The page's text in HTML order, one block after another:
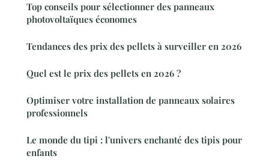
Top conseils pour sélectionner des panneaux
photovoltaïques économes
Tendances des prix des pellets à surveiller en 2026
Quel est le prix des pellets en 2026 ?
Optimiser votre installation de panneaux solaires
professionnels
Le monde du tipi : l'univers enchanté des tipis pour
enfants